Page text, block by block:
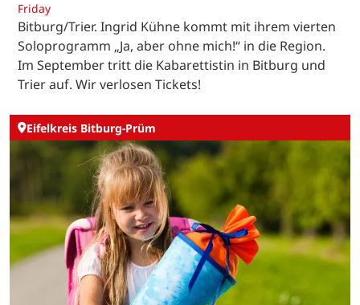
Friday
Bitburg/Trier. Ingrid Kühne kommt mit ihrem vierten
Soloprogramm „Ja, aber ohne mich!“ in die Region.
Im September tritt die Kabarettistin in Bitburg und
Trier auf. Wir verlosen Tickets!
Eifelkreis Bitburg-Prüm